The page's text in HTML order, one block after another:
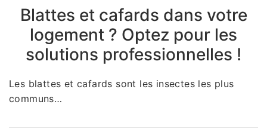
Blattes et cafards dans votre
logement ? Optez pour les
solutions professionnelles !
Les blattes et cafards sont les insectes les plus
communs…